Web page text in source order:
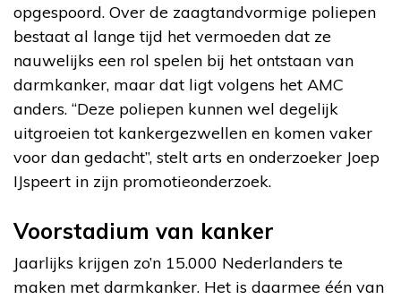
opgespoord. Over de zaagtandvormige poliepen
bestaat al lange tijd het vermoeden dat ze
nauwelijks een rol spelen bij het ontstaan van
darmkanker, maar dat ligt volgens het AMC
anders. “Deze poliepen kunnen wel degelijk
uitgroeien tot kankergezwellen en komen vaker
voor dan gedacht”, stelt arts en onderzoeker Joep
IJspeert in zijn promotieonderzoek.
Voorstadium van kanker
Jaarlijks krijgen zo’n 15.000 Nederlanders te
maken met darmkanker. Het is daarmee één van